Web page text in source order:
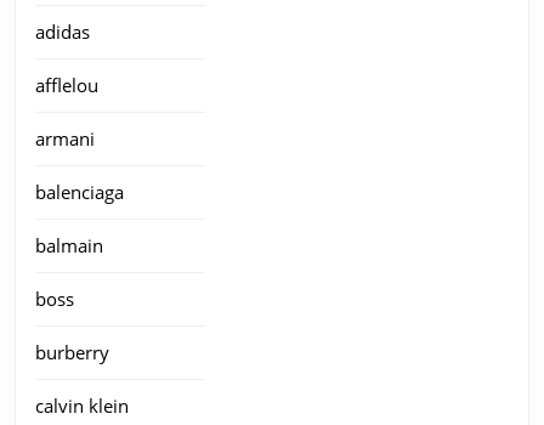
adidas
afflelou
armani
balenciaga
balmain
boss
burberry
calvin klein